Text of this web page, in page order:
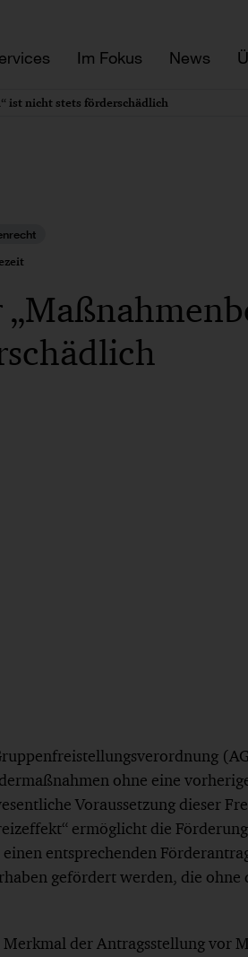
Im Fokus News
ist nicht stets förderschädlich
ohne eine
Voraussetzung dieser
ermöglicht die
entsprechenden
gefördert werden, die
Merkmal der Antragsstellung vor